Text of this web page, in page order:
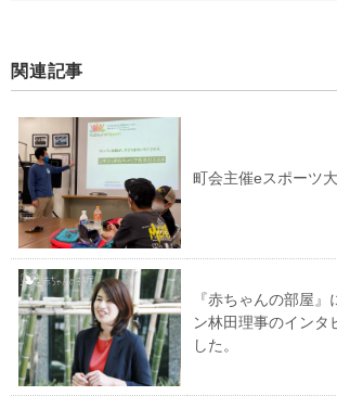
関連記事
町会主催eスポーツ
『赤ちゃんの部屋
ン林田理事のインタ
した。